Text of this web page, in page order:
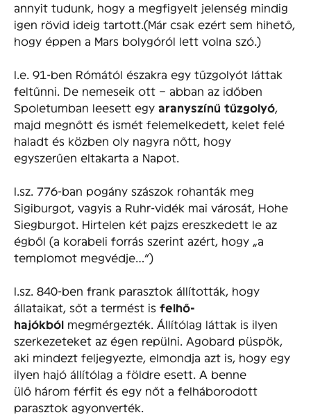
annyit tudunk, hogy a megfigyelt jelenség mindig
igen rövid ideig tartott.(Már csak ezért sem hihető,
hogy éppen a Mars bolygóról lett volna szó.)
I.e. 91-ben Rómától északra egy tűzgolyót láttak
feltűnni. De nemeseik ott – abban az időben
Spoletumban leesett egy aranyszínű tűzgolyó,
majd megnőtt és ismét felemelkedett, kelet felé
haladt és közben oly nagyra nőtt, hogy
egyszerűen eltakarta a Napot.
I.sz. 776-ban pogány szászok rohanták meg
Sigiburgot, vagyis a Ruhr-vidék mai városát, Hohe
Siegburgot. Hirtelen két pajzs ereszkedett le az
égből (a korabeli forrás szerint azért, hogy „a
templomot megvédje…”)
I.sz. 840-ben frank parasztok állították, hogy
állataikat, sőt a termést is felhő-
hajókból megmérgezték. Állítólag láttak is ilyen
szerkezeteket az égen repülni. Agobard püspök,
aki mindezt feljegyezte, elmondja azt is, hogy egy
ilyen hajó állítólag a földre esett. A benne
ülő három férfit és egy nőt a felháborodott
parasztok agyonverték.